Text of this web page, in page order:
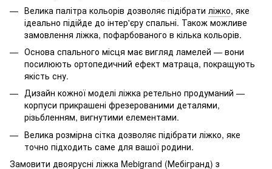
Велика палітра кольорів дозволяє підібрати ліжко, яке
ідеально підійде до інтер'єру спальні. Також можливе
замовлення ліжка, пофарбованого в кілька кольорів.
Основа спального місця має вигляд ламелей — вони
посилюють ортопедичний ефект матраца, покращують
якість сну.
Дизайн кожної моделі ліжка ретельно продуманий —
корпуси прикрашені фрезерованими деталями,
різьбленням, вигнутими елементами.
Велика розмірна сітка дозволяє підібрати ліжко, яке
точно підходить саме для вашої родини.
Замовити двоярусні ліжка Mebigrand (Мебігранд) з